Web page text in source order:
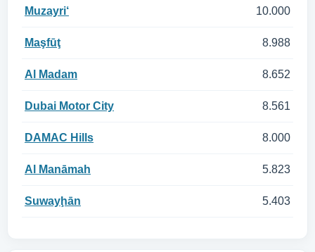
Muzayri‘ 10.000
Maşfūţ 8.988
Al Madam 8.652
Dubai Motor City 8.561
DAMAC Hills 8.000
Al Manāmah 5.823
Suwayḩān 5.403